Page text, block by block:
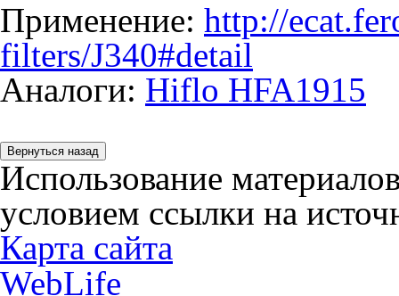
Применение: http://
filters/J340#detail
Аналоги: Hiflo HFA1915
Использование
условием ссылки на
Карта сайта
WebLife